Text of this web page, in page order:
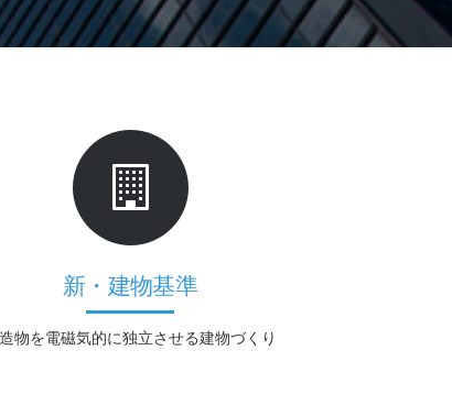
新・建物基準
物を電磁気的に独立させる建物づくり